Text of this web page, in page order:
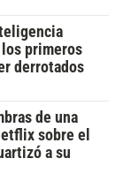
primeros
derrotados
de una
sobre el
a su